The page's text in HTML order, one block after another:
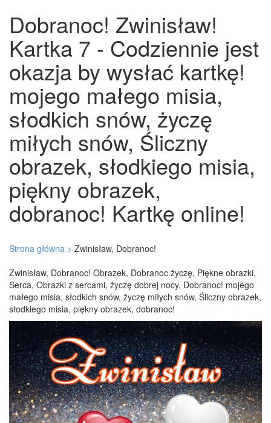
Dobranoc! Zwinisław!
Kartka 7 - Codziennie jest
okazja by wysłać kartkę!
mojego małego misia,
słodkich snów, życzę
miłych snów, Śliczny
obrazek, słodkiego misia,
piękny obrazek,
dobranoc! Kartkę online!
Strona główna > Zwinisław, Dobranoc!
Zwinisław, Dobranoc! Obrazek, Dobranoc życzę, Piękne obrazki,
Serca, Obrazki z sercami, życzę dobrej nocy, Dobranoc! mojego
małego misia, słodkich snów, życzę miłych snów, Śliczny obrazek,
słodkiego misia, piękny obrazek, dobranoc!